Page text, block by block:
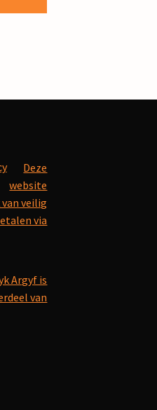
Deze
website
veilig
via
Argyf is
van